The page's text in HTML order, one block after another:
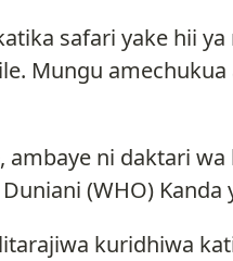
safari yake hii
Mungu
ambaye ni daktari
(WHO) Kanda
kuridhiwa